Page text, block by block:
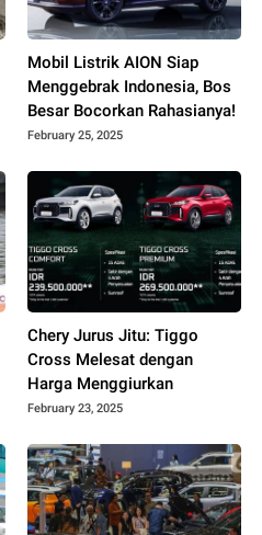
Mobil Listrik AION Siap
Menggebrak Indonesia, Bos
Besar Bocorkan Rahasianya!
February 25, 2025
Chery Jurus Jitu: Tiggo
Cross Melesat dengan
Harga Menggiurkan
February 23, 2025